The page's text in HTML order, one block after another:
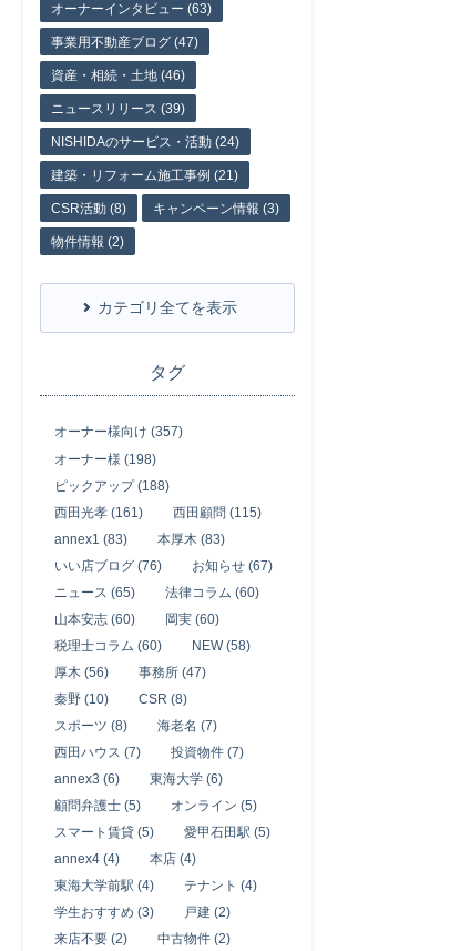
オーナーインタビュー (63)
事業用不動産ブログ (47)
資産・相続・土地 (46)
ニュースリリース (39)
NISHIDAのサービス・活動 (24)
建築・リフォーム施工事例 (21)
CSR活動 (8) キャンペーン情報 (3)
物件情報 (2)
カテゴリ全てを表示
タグ
オーナー様向け (357)
オーナー様 (198)
ピックアップ (188)
西田光孝 (161)
西田顧問 (115)
annex1 (83)
本厚木 (83)
いい店ブログ (76)
お知らせ (67)
ニュース (65)
法律コラム (60)
山本安志 (60)
岡実 (60)
税理士コラム (60)
NEW (58)
厚木 (56)
事務所 (47)
秦野 (10)
CSR (8)
スポーツ (8)
海老名 (7)
西田ハウス (7)
投資物件 (7)
annex3 (6)
東海大学 (6)
顧問弁護士 (5)
オンライン (5)
スマート賃貸 (5)
愛甲石田駅 (5)
annex4 (4)
本店 (4)
東海大学前駅 (4)
テナント (4)
学生おすすめ (3)
戸建 (2)
来店不要 (2)
中古物件 (2)